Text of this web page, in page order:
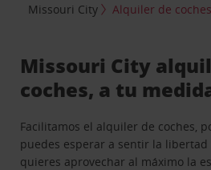
Missouri City
Alquiler de
Missouri City
coches, a tu
Facilitamos el alquiler de coches,
puedes esperar a sentir la
quieres aprovechar al máximo la